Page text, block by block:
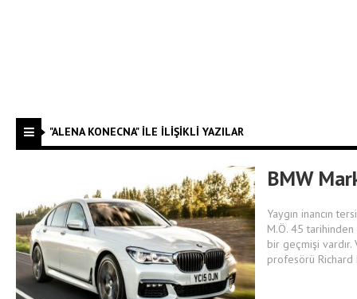
"ALENA KONECNA" ILE İLIŞIKLI YAZILAR
BMW
Yaygın inancın
M.Ö. 45
bir geçmişi vardır.
profesörü Richard